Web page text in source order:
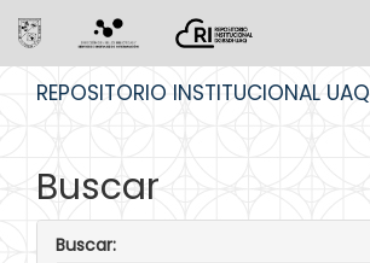
REPOSITORIO INSTITUCIONAL UAQ
Buscar
Buscar: